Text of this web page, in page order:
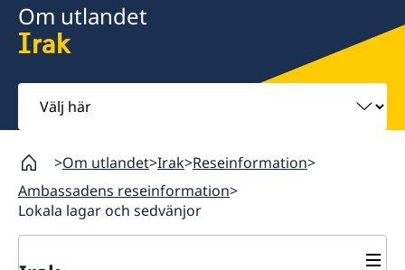
Om utlandet
Irak
Välj
här
Om utlandet Irak Reseinformation
Ambassadens reseinformation
Lokala lagar och sedvänjor